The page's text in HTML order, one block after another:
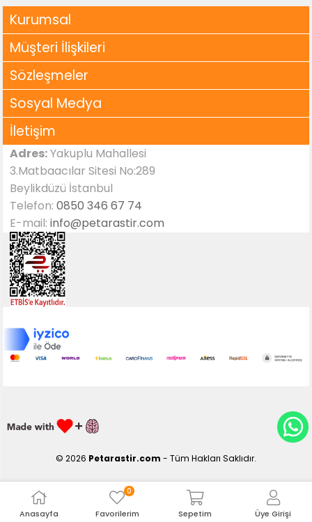
Kurumsal
Müşteri İlişkileri
Sözleşmeler
Sosyal Medya
İletişim
Adres:Yakuplu Mahallesi
3.Matbaacılar Sitesi No:289
Beylikdüzü İstanbul
Telefon:0850 346 67 74
E-mail:info@petarastir.com
© 2026 Petarastir.com - Tüm Hakları Saklıdır.
Anasayfa Favorilerim
0
Sepetim Üye Girişi